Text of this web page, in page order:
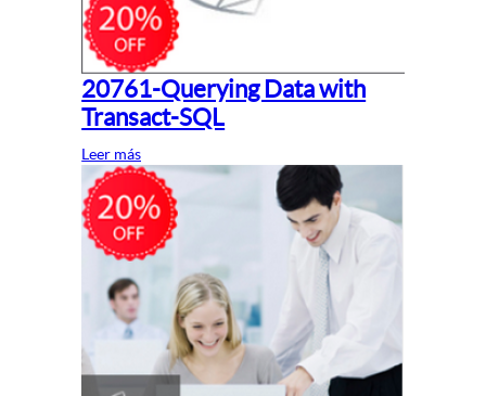
20761-Querying Data with
Transact-SQL
Leer más